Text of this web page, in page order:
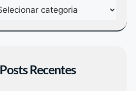
Posts Recentes